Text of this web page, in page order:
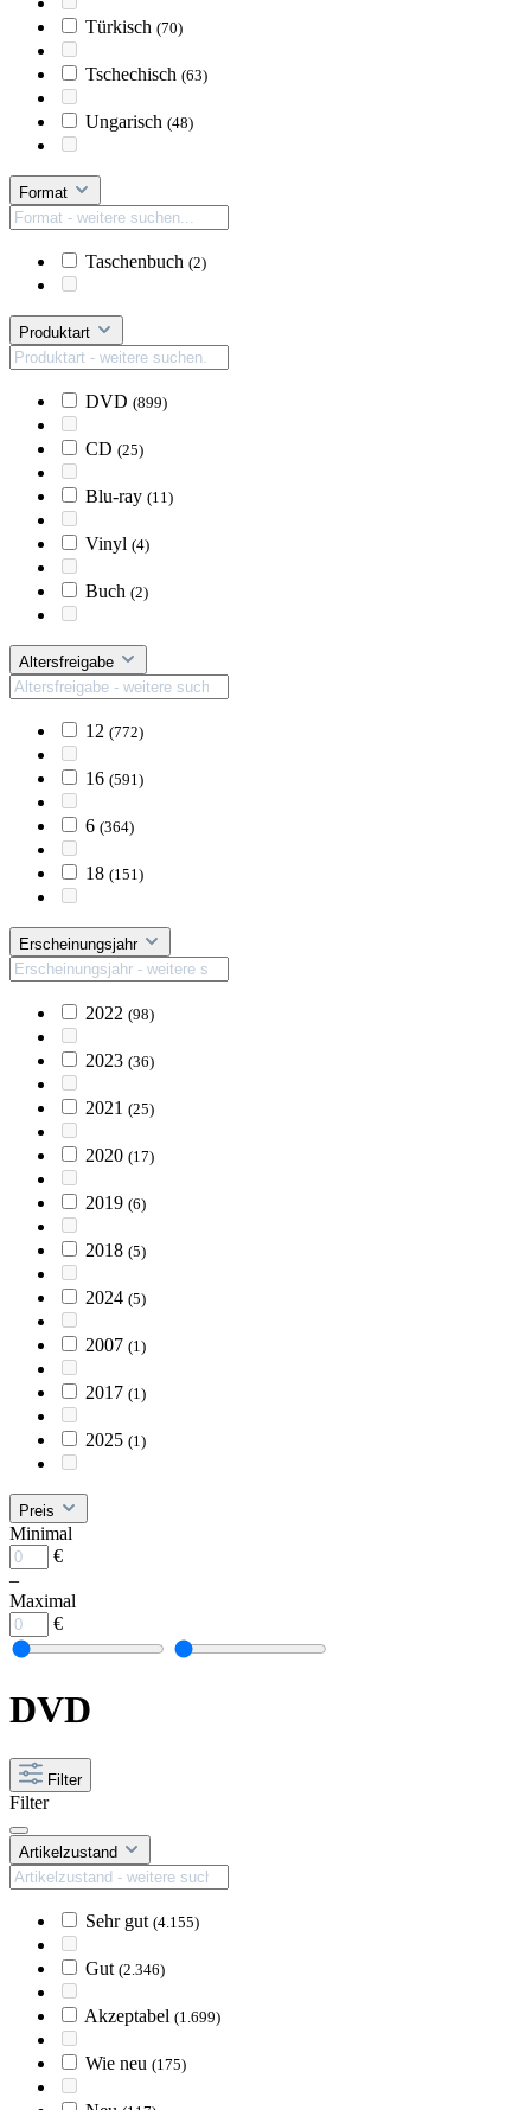
Türkisch (70)
Tschechisch (63)
Ungarisch (48)
Format
Taschenbuch (2)
Produktart
DVD (899)
CD (25)
Blu-ray (11)
Vinyl (4)
Buch (2)
Altersfreigabe
12 (772)
16 (591)
6 (364)
18 (151)
Erscheinungsjahr
2022 (98)
2023 (36)
2021 (25)
2020 (17)
2019 (6)
2018 (5)
2024 (5)
2007 (1)
2017 (1)
2025 (1)
Preis
Minimal
€
–
Maximal
€
DVD
Filter
Filter
Artikelzustand
Sehr gut (4.155)
Gut (2.346)
Akzeptabel (1.699)
Wie neu (175)